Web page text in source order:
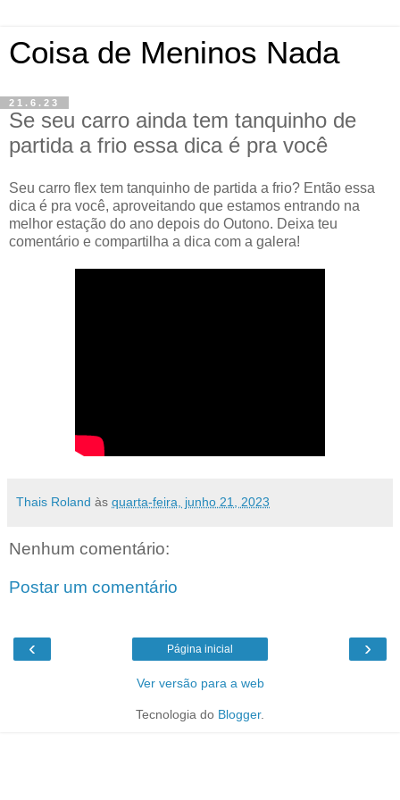
Coisa de Meninos Nada
21.6.23
Se seu carro ainda tem tanquinho de
partida a frio essa dica é pra você
Seu carro flex tem tanquinho de partida a frio? Então essa
dica é pra você, aproveitando que estamos entrando na
melhor estação do ano depois do Outono. Deixa teu
comentário e compartilha a dica com a galera!
Thais Roland às quarta-feira, junho 21, 2023
Nenhum comentário:
Postar um comentário
‹ ›
Página inicial
Ver versão para a web
Tecnologia do Blogger.